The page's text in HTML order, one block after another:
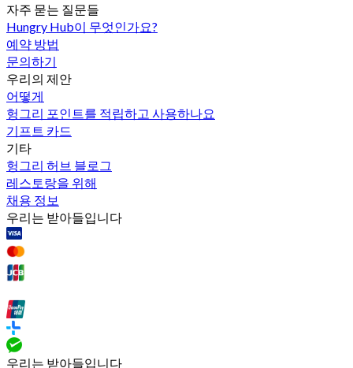
자주 묻는 질문들
Hungry Hub이 무엇인가요?
예약 방법
문의하기
우리의 제안
어떻게
헝그리 포인트를 적립하고 사용하나요
기프트 카드
기타
헝그리 허브 블로그
레스토랑을 위해
채용 정보
우리는 받아들입니다
우리는 받아들입니다